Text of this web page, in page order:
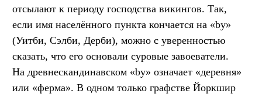
отсылают к периоду господства викингов. Так,
если имя населённого пункта кончается на «by»
(Уитби, Сэлби, Дерби), можно с уверенностью
сказать, что его основали суровые завоеватели.
На древнескандинавском «by» означает «деревня»
или «ферма». В одном только графстве Йоркшир